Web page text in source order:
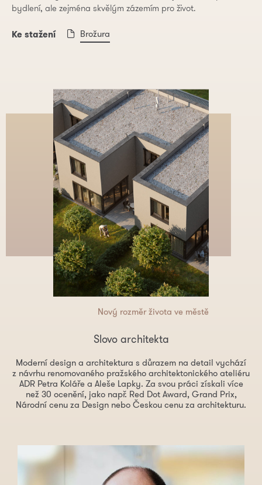
bydlení, ale zejména skvělým zázemím pro život.
Ke stažení Brožura
Nový rozměr života ve městě
Slovo architekta
Moderní design a architektura s důrazem na detail vychází
z návrhu renomovaného pražského architektonického ateliéru
ADR Petra Koláře a Aleše Lapky. Za svou práci získali více
než 30 ocenění, jako např. Red Dot Award, Grand Prix,
Národní cenu za Design nebo Českou cenu za architekturu.